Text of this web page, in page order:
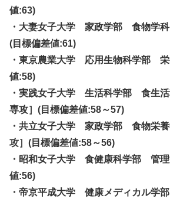
値:63)
・大妻女子大学 家政学部 食物学科
(目標偏差値:61)
・東京農業大学 応用生物科学部 栄
値:58)
・実践女子大学 生活科学部 食生活
専攻］(目標偏差値:58～57)
・共立女子大学 家政学部 食物栄養
攻］(目標偏差値:58～56)
・昭和女子大学 食健康科学部 管理
値:56)
・帝京平成大学 健康メディカル学